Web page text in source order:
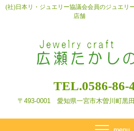
(社)日本リ・ジュエリー協議会会員のジュエリ
店舗
TEL.0586-
〒493-0001 愛知県一宮市木曽川町黒